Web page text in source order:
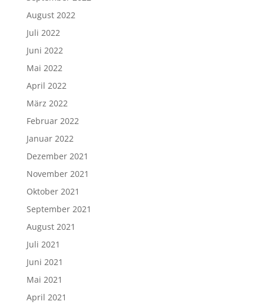
August 2022
Juli 2022
Juni 2022
Mai 2022
April 2022
März 2022
Februar 2022
Januar 2022
Dezember 2021
November 2021
Oktober 2021
September 2021
August 2021
Juli 2021
Juni 2021
Mai 2021
April 2021